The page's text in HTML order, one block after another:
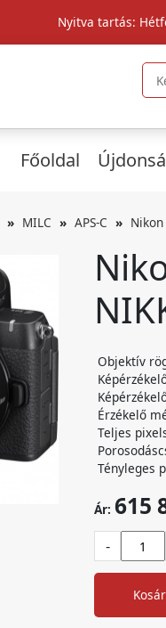
Nyitva tartás:
Főoldal
MILC APS-C
Objektív
Érzékelő
Teljes
Tényleges
Ár: 615
-